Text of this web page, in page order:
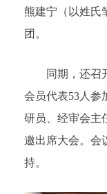
熊建宁（以姓氏
团。
同期，还召
会员代表53人参
研员、经审会主
邀出席大会。会
持。